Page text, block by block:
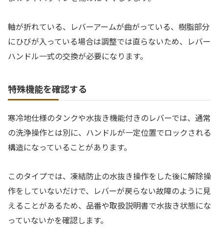
軸が折れている、レバーアームが曲がっている、樹脂部分
にひびが入っている場合は調整では直らないため、レバー
ハンドル一式の交換が必要になります。
特殊機能を確認する
寒冷地仕様のタンクや水抜き機能付きのレバーでは、通常
の洗浄操作とは別に、ハンドルが一定位置でロックされる
構造になっていることがあります。
このタイプでは、凍結防止の水抜き操作をした後に解除操
作をしていないだけで、レバーが戻らない故障のように見
えることがあるため、品番や取扱説明書で水抜き状態にな
っていないかを確認します。